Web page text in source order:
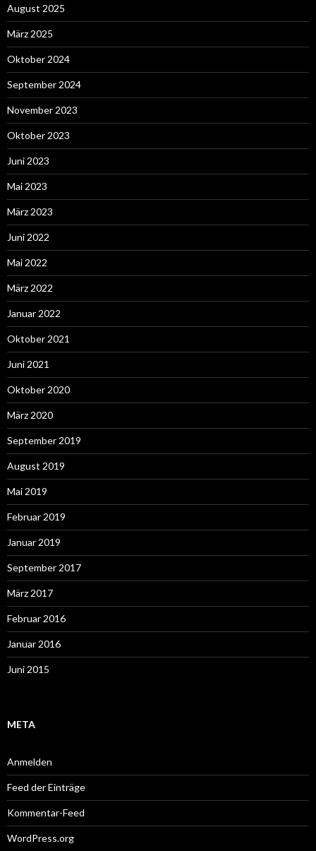
August 2025
März 2025
Oktober 2024
September 2024
November 2023
Oktober 2023
Juni 2023
Mai 2023
März 2023
Juni 2022
Mai 2022
März 2022
Januar 2022
Oktober 2021
Juni 2021
Oktober 2020
März 2020
September 2019
August 2019
Mai 2019
Februar 2019
Januar 2019
September 2017
März 2017
Februar 2016
Januar 2016
Juni 2015
META
Anmelden
Feed der Einträge
Kommentar-Feed
WordPress.org